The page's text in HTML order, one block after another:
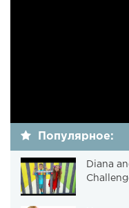
Популярное:
Diana